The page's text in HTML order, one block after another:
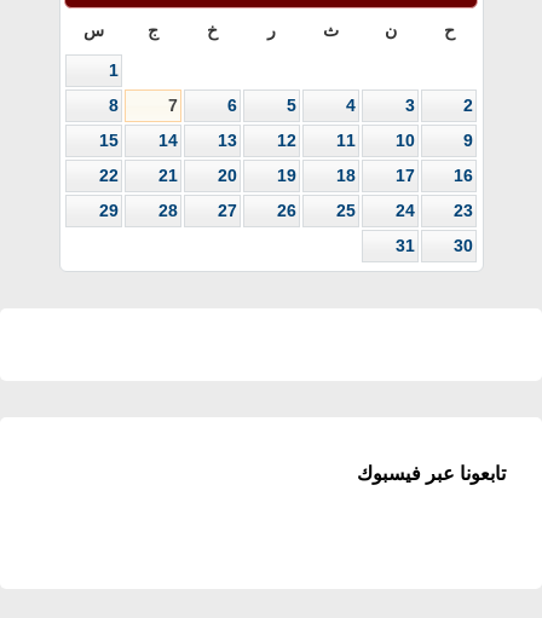
ح ن ث ر خ ج س
1
2
3
4
5
6
7
8
9
10
11
12
13
14
15
16
17
18
19
20
21
22
23
24
25
26
27
28
29
30
31
تابعونا عبر فيسبوك